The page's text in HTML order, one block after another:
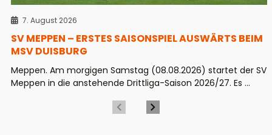
7. August 2026
SV MEPPEN – ERSTES SAISONSPIEL AUSWÄRTS BEIM
MSV DUISBURG
Meppen. Am morgigen Samstag (08.08.2026) startet der SV
Meppen in die anstehende Drittliga-Saison 2026/27. Es ...